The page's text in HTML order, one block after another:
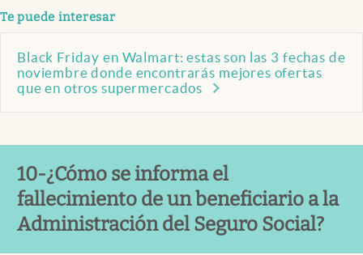
Te puede interesar
Black Friday en Walmart: estas son las 3 fechas de
noviembre donde encontrarás mejores ofertas
que en otros supermercados
10-¿Cómo se informa el
fallecimiento de un beneficiario a la
Administración del Seguro Social?